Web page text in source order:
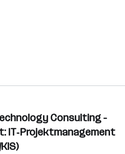
Consulting -
IT‑Projektmanagement